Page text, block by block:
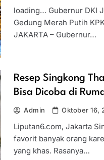
loading… Gubernur DKI
Gedung Merah Putih
JAKARTA – Gubernur…
Resep Singkong
Bisa Dicoba di
Admin Oktober 16,
Liputan6.com, Jakarta
favorit banyak orang
yang khas. Rasanya…